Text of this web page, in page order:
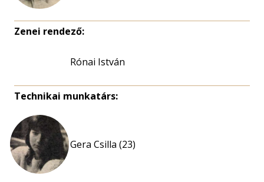
Zenei rendező:
Rónai István
Technikai munkatárs:
Gera Csilla (23)